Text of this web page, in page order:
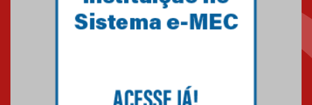
03.08.2026